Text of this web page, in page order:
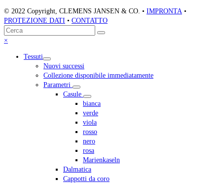
© 2022 Copyright, CLEMENS JANSEN & CO. • IMPRONTA •
PROTEZIONE DATI • CONTATTO
Torna
in
Cerca
Invia
×
menu
Tessuti
Nuovi successi
Collezione disponibile immediatamente
Parametri
Casule
bianca
verde
viola
rosso
nero
rosa
Marienkaseln
Dalmatica
Cappotti da coro